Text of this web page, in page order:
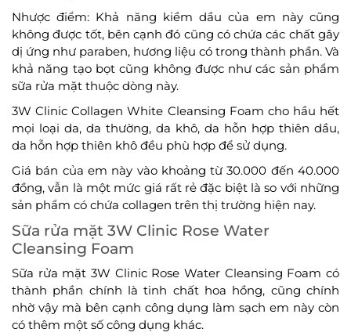
Nhược điểm: Khả năng kiềm dầu của em này cũng
không được tốt, bên cạnh đó cũng có chứa các chất gây
dị ứng như paraben, hương liệu có trong thành phần. Và
khả năng tạo bọt cũng không được như các sản phẩm
sữa rửa mặt thuộc dòng này.
3W Clinic Collagen White Cleansing Foam cho hầu hết
mọi loại da, da thường, da khô, da hỗn hợp thiên dầu,
da hỗn hợp thiên khô đều phù hợp để sử dụng.
Giá bán của em này vào khoảng từ 30.000 đến 40.000
đồng, vẫn là một mức giá rất rẻ đặc biệt là so với những
sản phẩm có chứa collagen trên thị trường hiện nay.
Sữa rửa mặt 3W Clinic Rose Water
Cleansing Foam
Sữa rửa mặt 3W Clinic Rose Water Cleansing Foam có
thành phần chính là tinh chất hoa hồng, cũng chính
nhờ vậy mà bên cạnh công dụng làm sạch em này còn
có thêm một số công dụng khác.